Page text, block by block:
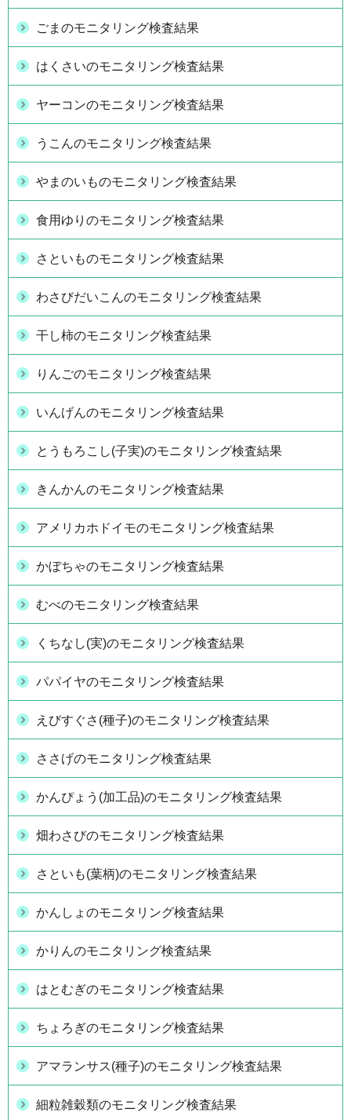
ごまのモニタリング検査結果
はくさいのモニタリング検査結果
ヤーコンのモニタリング検査結果
うこんのモニタリング検査結果
やまのいものモニタリング検査結果
食用ゆりのモニタリング検査結果
さといものモニタリング検査結果
わさびだいこんのモニタリング検査結果
干し柿のモニタリング検査結果
りんごのモニタリング検査結果
いんげんのモニタリング検査結果
とうもろこし(子実)のモニタリング検査結果
きんかんのモニタリング検査結果
アメリカホドイモのモニタリング検査結果
かぼちゃのモニタリング検査結果
むべのモニタリング検査結果
くちなし(実)のモニタリング検査結果
パパイヤのモニタリング検査結果
えびすぐさ(種子)のモニタリング検査結果
ささげのモニタリング検査結果
かんぴょう(加工品)のモニタリング検査結果
畑わさびのモニタリング検査結果
さといも(葉柄)のモニタリング検査結果
かんしょのモニタリング検査結果
かりんのモニタリング検査結果
はとむぎのモニタリング検査結果
ちょろぎのモニタリング検査結果
アマランサス(種子)のモニタリング検査結果
細粒雑穀類のモニタリング検査結果